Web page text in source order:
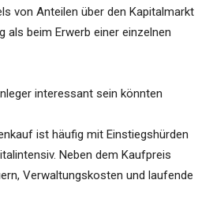
von Anteilen über den Kapitalmarkt
als beim Erwerb einer einzelnen
interessant sein könnten
ist häufig mit Einstiegshürden
Neben dem Kaufpreis
Verwaltungskosten und laufende